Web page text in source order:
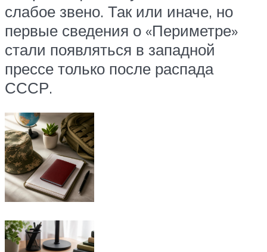
слабое звено. Так или иначе, но
первые сведения о «Периметре»
стали появляться в западной
прессе только после распада
СССР.